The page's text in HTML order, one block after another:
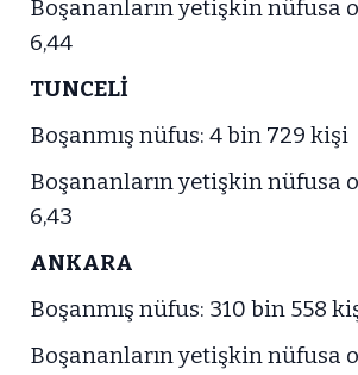
Boşananların yetişkin nüfusa
6,44
TUNCELİ
Boşanmış nüfus: 4 bin 729 kişi
Boşananların yetişkin nüfusa
6,43
ANKARA
Boşanmış nüfus: 310 bin 558
Boşananların yetişkin nüfusa